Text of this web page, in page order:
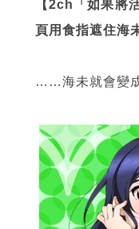
【2ch「如果將
頁用食指遮住海
……海未就會變